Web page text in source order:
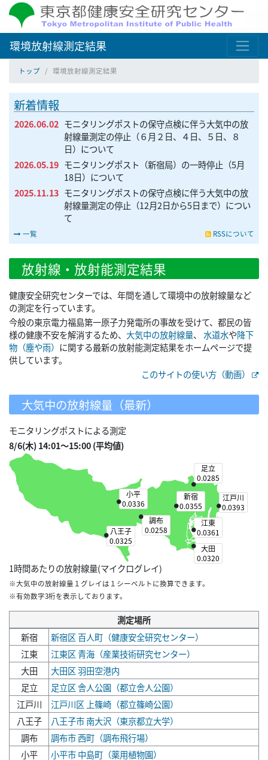
環境放射線測定結果
トップ 環境放射線測定結果
新着情報
2026.06.02 モニタリングポストの保守点検に伴う大気中の放
射線量測定の停止（６月２日、４日、５日、８
日）について
2026.05.19 モニタリングポスト（新宿局）の一時停止（5月
18日）について
2025.11.13 モニタリングポストの保守点検に伴う大気中の放
射線量測定の停止（12月2日から5日まで）につい
て
一覧 RSSについて
放射線・放射能測定結果
健康安全研究センターでは、年間を通して環境中の放射線量など
の測定を行っています。
今般の東京電力福島第一原子力発電所の事故を受けて、都民の皆
様の健康不安を解消するため、 大気中の放射線量、 水道水や降下
物（塵や雨） に関する最新の放射能測定結果をホームページで提
供しています。
このサイトの使い方（動画）
大気中の放射線量（最新）
モニタリングポストによる測定
8/6(木) 14:01～15:00 (平均値)
新宿
0.0355
江東
0.0361
大田
0.0320
足立
0.0285
江戸川
0.0393
八王子
0.0325
調布
0.0258
小平
0.0336
1時間あたりの放射線量(マイクログレイ)
※大気中の放射線量１グレイは１シーベルトに換算できます。
※有効数字3桁を表示しております。
測定場所
新宿
新宿区 百人町（健康安全研究センター）
江東
江東区 青海（産業技術研究センター）
大田
大田区 羽田空港内
足立
足立区 舎人公園（都立舎人公園）
江戸川
江戸川区 上篠崎（都立篠崎公園）
八王子
八王子市 南大沢（東京都立大学）
調布
調布市 西町（調布飛行場）
小平
小平市 中島町（薬用植物園）